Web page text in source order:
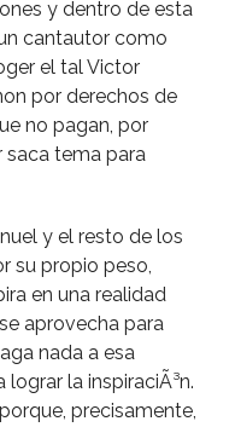
y dentro de esta
cantautor como
el tal Victor
por derechos de
no pagan, por
saca tema para
y el resto de los
su propio peso,
en una realidad
aprovecha para
nada a esa
la inspiraciÃ³n.
precisamente,